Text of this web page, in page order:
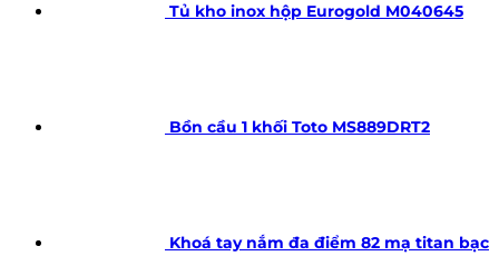
Tủ kho inox hộp Eurogold M040645
Bồn cầu 1 khối Toto MS889DRT2
Khoá tay nắm đa điểm 82 mạ titan bạc